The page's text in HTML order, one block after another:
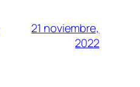
21 noviembre,
2022